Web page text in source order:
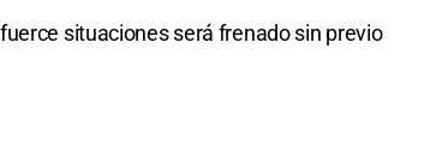
situaciones será frenado sin previo